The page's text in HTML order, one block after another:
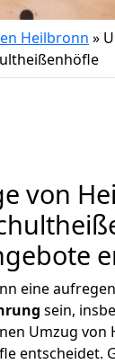
Heilbronn »
von
eine
sein,
Umzug von
entscheidet.